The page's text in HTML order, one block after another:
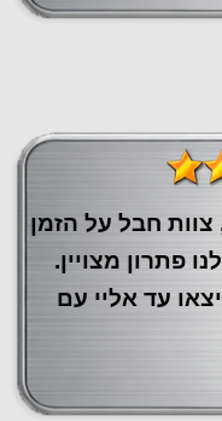
צוות חבל על הזמן
פתרון מצויין.
עד אליי עם